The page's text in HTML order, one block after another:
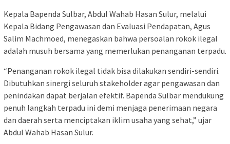
Kepala Bapenda Sulbar, Abdul Wahab Hasan Sulur, melalui
Kepala Bidang Pengawasan dan Evaluasi Pendapatan, Agus
Salim Machmoed, menegaskan bahwa persoalan rokok ilegal
adalah musuh bersama yang memerlukan penanganan terpadu.
“Penanganan rokok ilegal tidak bisa dilakukan sendiri-sendiri.
Dibutuhkan sinergi seluruh stakeholder agar pengawasan dan
penindakan dapat berjalan efektif. Bapenda Sulbar mendukung
penuh langkah terpadu ini demi menjaga penerimaan negara
dan daerah serta menciptakan iklim usaha yang sehat,” ujar
Abdul Wahab Hasan Sulur.